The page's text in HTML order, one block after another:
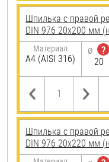
Шпилька с правой
DIN 976 20х200 мм
Материал
A4 (AISI 316)
Ø
?
20
Шпилька с правой
DIN 976 20х220 мм